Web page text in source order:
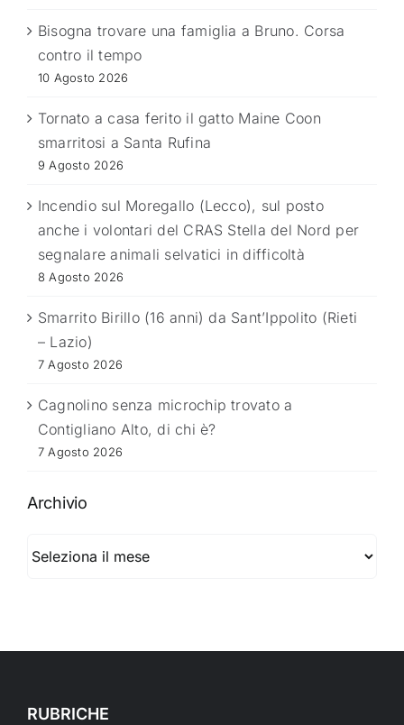
Bisogna trovare una famiglia a Bruno. Corsa
contro il tempo
10 Agosto 2026
Tornato a casa ferito il gatto Maine Coon
smarritosi a Santa Rufina
9 Agosto 2026
Incendio sul Moregallo (Lecco), sul posto
anche i volontari del CRAS Stella del Nord per
segnalare animali selvatici in difficoltà
8 Agosto 2026
Smarrito Birillo (16 anni) da Sant’Ippolito (Rieti
– Lazio)
7 Agosto 2026
Cagnolino senza microchip trovato a
Contigliano Alto, di chi è?
7 Agosto 2026
Archivio
RUBRICHE